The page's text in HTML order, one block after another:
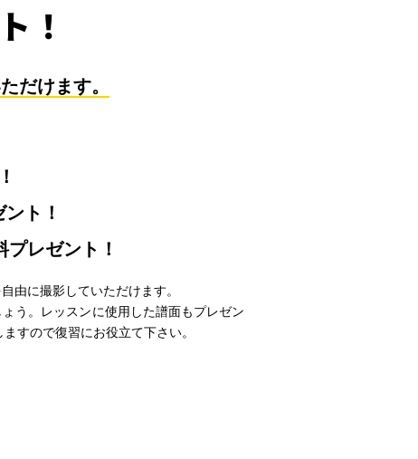
！
だけます。
ト！
レゼント！
由に撮影していただけます。
う。レッスンに使用した譜面もプレゼン
すので復習にお役立て下さい。